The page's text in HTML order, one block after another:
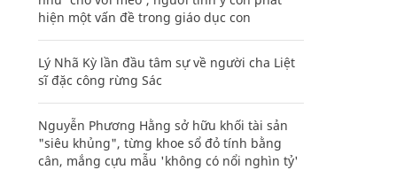
hiện một vấn đề trong giáo dục con
Lý Nhã Kỳ lần đầu tâm sự về người cha Liệt
sĩ đặc công rừng Sác
Nguyễn Phương Hằng sở hữu khối tài sản
"siêu khủng", từng khoe sổ đỏ tính bằng
cân, mắng cựu mẫu 'không có nổi nghìn tỷ'